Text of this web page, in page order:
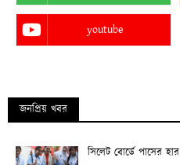
youtube
জনপ্রিয় খবর
সিলেট বোর্ডে পাসের